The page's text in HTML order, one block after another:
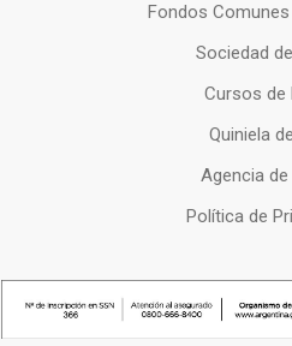
Fondos
Sociedad
Cursos de
Quiniela
Agencia de
Política de